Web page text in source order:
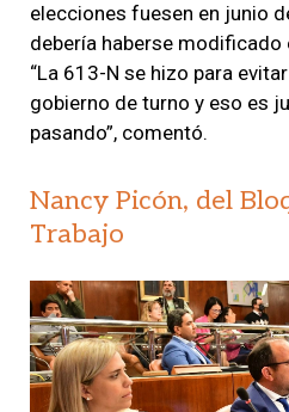
elecciones fuesen en junio
debería haberse
“La 613-N se hizo para
gobierno de turno y eso es
pasando”, comentó.
Nancy Picón, del
Trabajo